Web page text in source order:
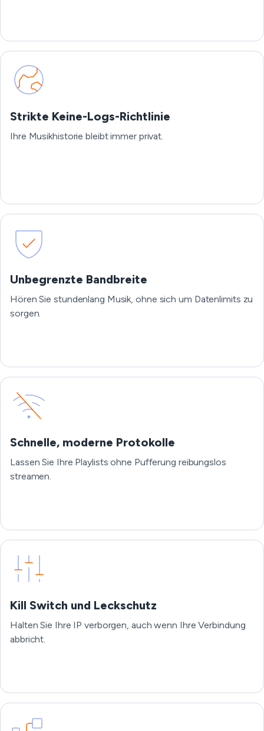
Strikte Keine-Logs-Richtlinie
Ihre Musikhistorie bleibt immer privat.
Unbegrenzte Bandbreite
Hören Sie stundenlang Musik, ohne sich um Datenlimits zu
sorgen.
Schnelle, moderne Protokolle
Lassen Sie Ihre Playlists ohne Pufferung reibungslos
streamen.
Kill Switch und Leckschutz
Halten Sie Ihre IP verborgen, auch wenn Ihre Verbindung
abbricht.